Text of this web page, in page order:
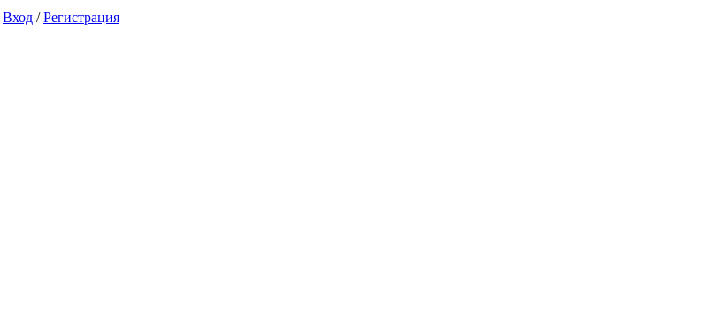
Вход /Регистрация